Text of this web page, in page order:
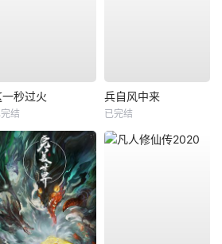
一秒过火
结
兵自风中来
已完结